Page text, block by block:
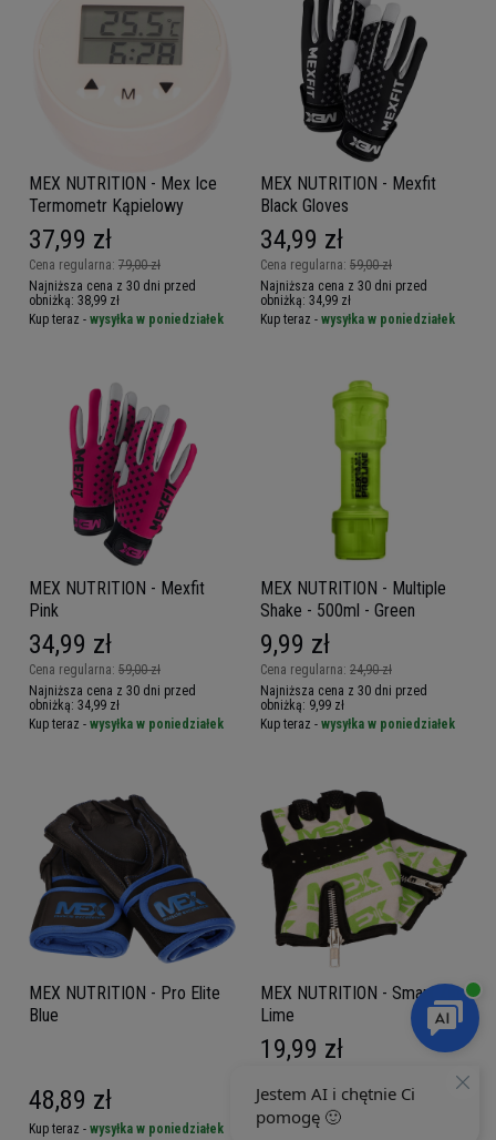
MEX NUTRITION - Mex Ice
Termometr Kąpielowy
Cena regularna: 79,00 zł
37,99 zł
Najniższa cena z 30 dni przed
obniżką: 38,99 zł
Kup teraz - wysyłka w poniedziałek
MEX NUTRITION - Mexfit
Black Gloves
Cena regularna: 59,00 zł
34,99 zł
Najniższa cena z 30 dni przed
obniżką: 34,99 zł
Kup teraz - wysyłka w poniedziałek
MEX NUTRITION - Mexfit
Pink
Cena regularna: 59,00 zł
34,99 zł
Najniższa cena z 30 dni przed
obniżką: 34,99 zł
Kup teraz - wysyłka w poniedziałek
MEX NUTRITION - Multiple
Shake - 500ml - Green
Cena regularna: 24,90 zł
9,99 zł
Najniższa cena z 30 dni przed
obniżką: 9,99 zł
Kup teraz - wysyłka w poniedziałek
MEX NUTRITION - Pro Elite
Blue
48,89 zł
Kup teraz - wysyłka w poniedziałek
MEX NUTRITION - Smart Zip
Lime
19,99 zł
Najniższa cena z 30 dni przed
19,99 zł
Kup teraz - wysyłka w poniedziałek